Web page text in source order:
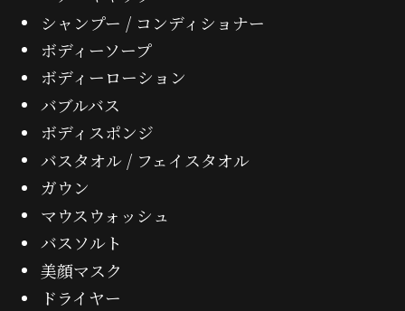
シャンプー / コンディショナー
ボディーソープ
ボディーローション
バブルバス
ボディスポンジ
バスタオル / フェイスタオル
ガウン
マウスウォッシュ
バスソルト
美顔マスク
ドライヤー